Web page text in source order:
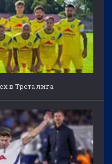
в Трета лига